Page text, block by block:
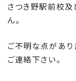
さつき野駅前校
ん。
ご不明な点があり
ご連絡下さい。